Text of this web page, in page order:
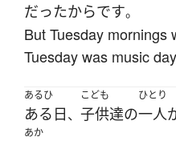
だったからです。
But Tuesday mornings
Tuesday was music
あるひ
ある日、
こども
子供達の
ひとり
一人
あか